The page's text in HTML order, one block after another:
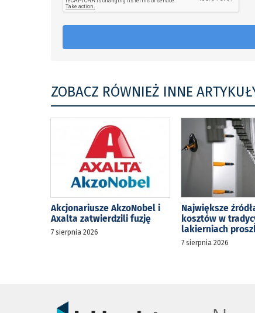
ZOBACZ RÓWNIEŻ INNE
Akcjonariusze AkzoNobel i
Axalta zatwierdzili fuzję
7 sierpnia 2026
Największe
kosztów w
lakierniach
7 sierpnia 2026